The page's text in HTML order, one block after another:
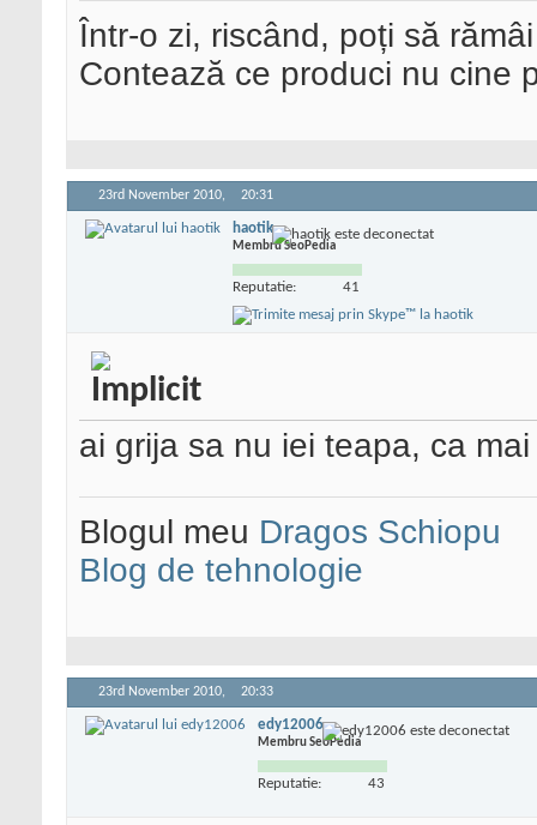
Într-o zi, riscând, poți să
Contează ce produci nu cine
23rd November 2010, 20:31
haotik
Membru SeoPedia
Reputatie: 41
ai grija sa nu iei teapa, ca
Blogul meu Dragos Schiopu
Blog de tehnologie
23rd November 2010, 20:33
edy12006
Membru SeoPedia
Reputatie: 43